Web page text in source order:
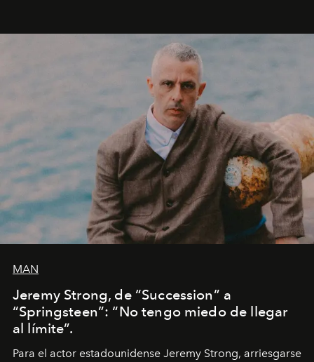
MAN
Jeremy Strong, de “Succession” a
“Springsteen”: “No tengo miedo de llegar
al límite”.
Para el actor estadounidense Jeremy Strong, arriesgarse